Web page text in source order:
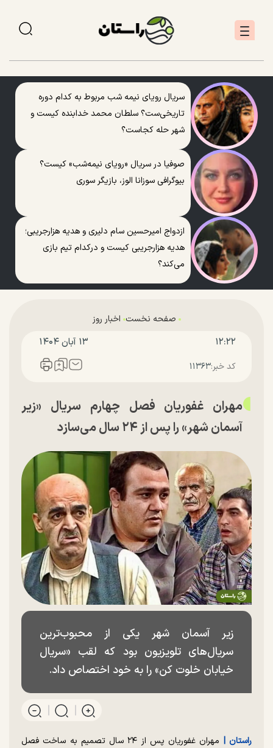
سریال رویای نیمه شب مربوط به کدام دوره
تاریخی‌ست؟ سلطان محمد خدابنده کیست و
شهر حله کجاست؟
صوفیا در سریال «رویای نیمه‌شب» کیست؟
بیوگرافی سوزانا الوز، بازیگر سوری
ازدواج امیرحسین سام دلیری و هدیه هزارجریبی؛
هدیه هزارجریبی کیست و درکدام تیم بازی
می‌کند؟
صفحه نخست اخبار روز
۱۲:۲۲ ۱۳ آبان ۱۴۰۴
کد خبر:۱۱۳۶۳
مهران غفوریان فصل چهارم سریال «زیر
آسمان شهر» را پس از ۲۴ سال می‌سازد
زیر آسمان شهر یکی از محبوب‌ترین
سریال‌های تلویزیون بود که لقب «سریال
خیابان خلوت کن» را به خود اختصاص داد.
راستان |
مهران غفوریان پس از ۲۴ سال تصمیم به ساخت فصل